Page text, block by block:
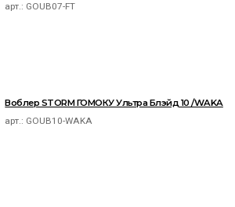
арт.: GOUB07-FT
Воблер STORM ГОМОКУ Ультра Блэйд 10 /WAKA
арт.: GOUB10-WAKA